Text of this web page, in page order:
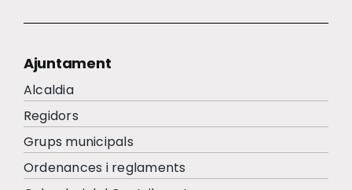
Ajuntament
Alcaldia
Regidors
Grups municipals
Ordenances i reglaments